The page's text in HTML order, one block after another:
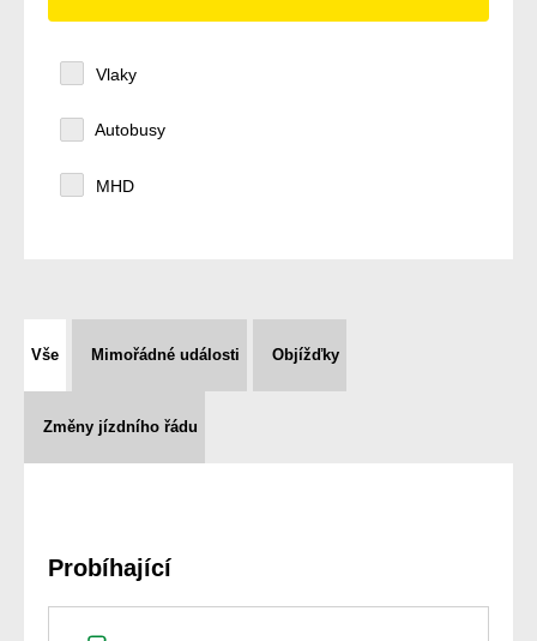
Vlaky
Autobusy
MHD
Vše Mimořádné události Objížďky
Změny jízdního řádu
Probíhající